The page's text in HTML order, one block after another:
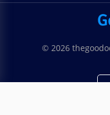
© 2026